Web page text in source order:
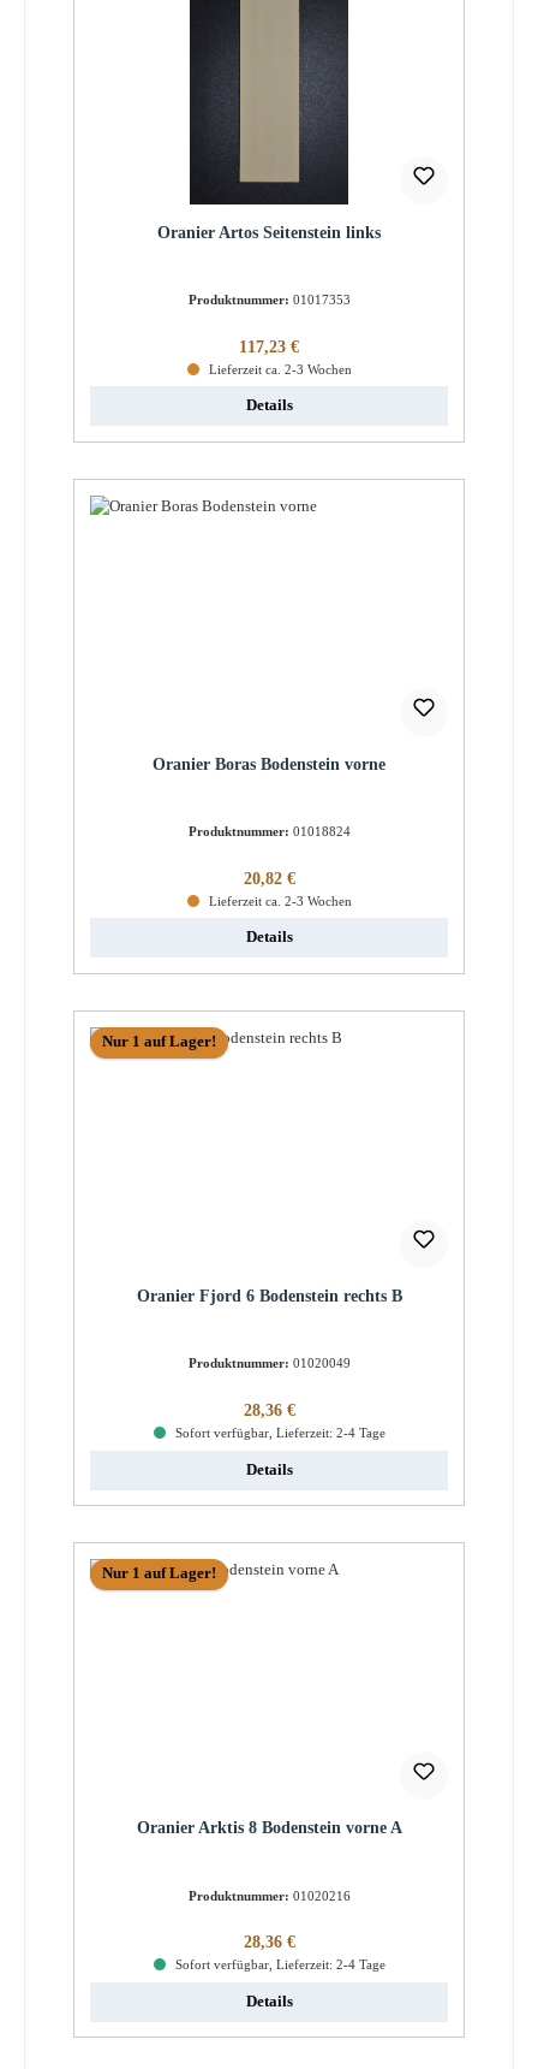
Oranier Artos Seitenstein links
Produktnummer: 01017353
Regulärer Preis:
117,23 €
Lieferzeit ca. 2-3 Wochen
Details
Oranier Boras Bodenstein vorne
Produktnummer: 01018824
Regulärer Preis:
20,82 €
Lieferzeit ca. 2-3 Wochen
Details
Nur 1 auf Lager!
Oranier Fjord 6 Bodenstein rechts B
Produktnummer: 01020049
Regulärer Preis:
28,36 €
Sofort verfügbar, Lieferzeit: 2-4 Tage
Details
Nur 1 auf Lager!
Oranier Arktis 8 Bodenstein vorne A
Produktnummer: 01020216
Regulärer Preis:
28,36 €
Sofort verfügbar, Lieferzeit: 2-4 Tage
Details